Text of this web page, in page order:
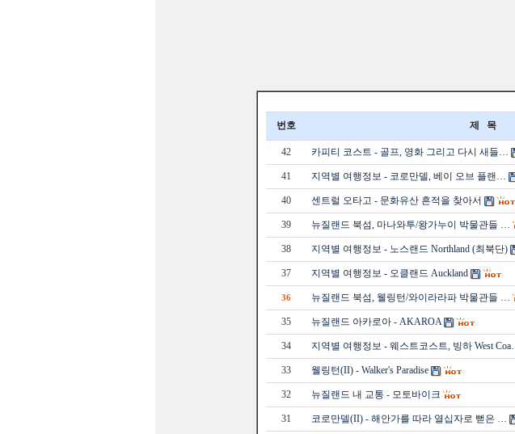
번호 제 목
42 카피티 코스트 - 골프, 영화 그리고 다시 새들…
41 지역별 여행정보 - 코로만델, 베이 오브 플랜…
40 센트럴 오타고 - 문화유산 흔적을 찾아서
39 뉴질랜드 북섬, 마나와투/왕가누이 박물관들 …
38 지역별 여행정보 - 노스랜드 Northland (최북단)
37 지역별 여행정보 - 오클랜드 Auckland
36 뉴질랜드 북섬, 웰링턴/와이라라파 박물관들 …
35 뉴질랜드 아카로아 - AKAROA
34 지역별 여행정보 - 웨스트코스트, 빙하 West
33 웰링턴(II) - Walker's Paradise
32 뉴질랜드 내 교통 - 모토바이크
31 코로만델(II) - 해안가를 따라 열십자로 뻗은 …